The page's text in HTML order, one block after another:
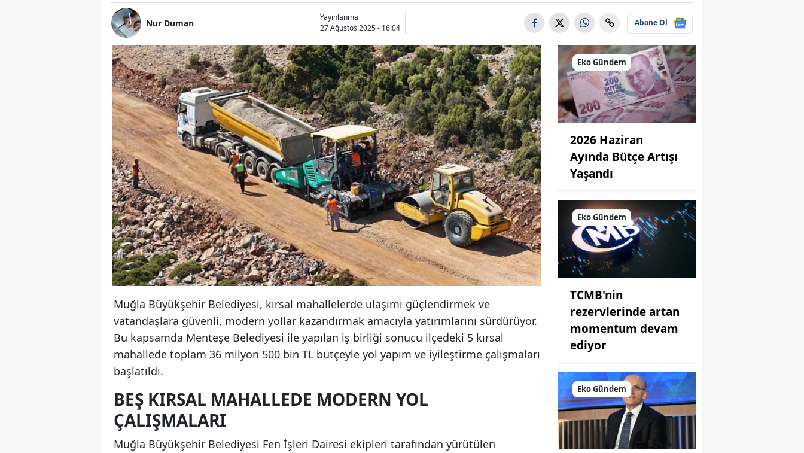
Nur Duman
Yayınlanma
27 Ağustos 2025 - 16:04
Abone Ol
Muğla Büyükşehir Belediyesi, kırsal mahallelerde ulaşımı güçlendirmek ve
vatandaşlara güvenli, modern yollar kazandırmak amacıyla yatırımlarını sürdürüyor.
Bu kapsamda Menteşe Belediyesi ile yapılan iş birliği sonucu ilçedeki 5 kırsal
mahallede toplam 36 milyon 500 bin TL bütçeyle yol yapım ve iyileştirme çalışmaları
başlatıldı.
BEŞ KIRSAL MAHALLEDE MODERN YOL
ÇALIŞMALARI
Muğla Büyükşehir Belediyesi Fen İşleri Dairesi ekipleri tarafından yürütülen
Eko Gündem
2026 Haziran
Ayında Bütçe Artışı
Yaşandı
Eko Gündem
TCMB'nin
rezervlerinde artan
momentum devam
ediyor
Eko Gündem